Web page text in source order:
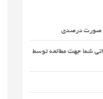
صورت درصدی
شما جهت مطالعه توسط